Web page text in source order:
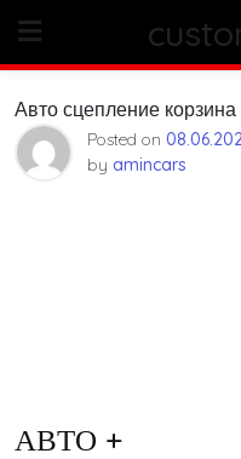
content
Авто сцепление корзина
Posted on
by amincars
АВТО +